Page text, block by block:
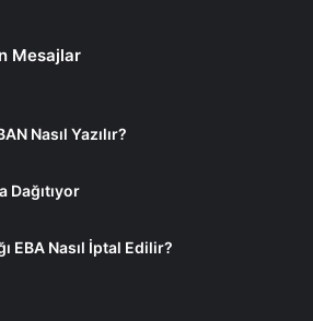
Mesajlar
Nasıl Yazılır?
Dağıtıyor
EBA Nasıl İptal Edilir?